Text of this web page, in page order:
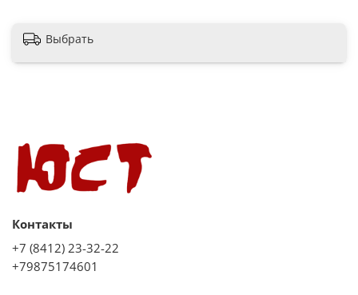
Выбрать
Контакты
+7 (8412) 23-32-22
+79875174601